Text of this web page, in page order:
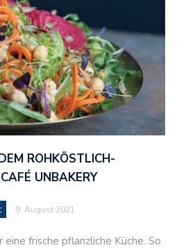
ROHKÖSTLICH-
UNBAKERY
9. August 2021
frische pflanzliche Küche. So